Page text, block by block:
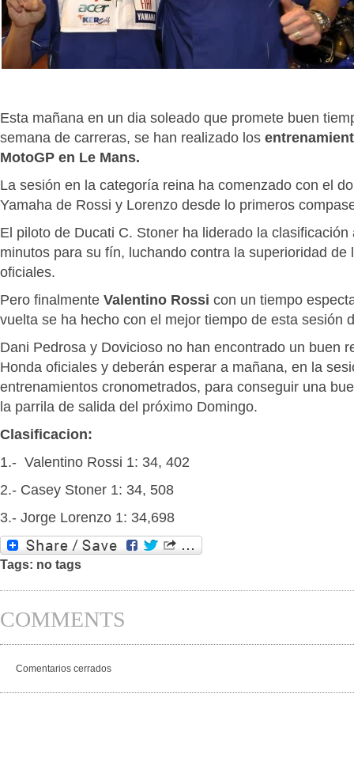
Esta mañana en un dia soleado que promete buen
semana de carreras, se han realizado los
MotoGP en Le Mans.
La sesión en la categoría reina ha comenzado con el
Yamaha de Rossi y Lorenzo desde lo primeros
El piloto de Ducati C. Stoner ha liderado la clasificación
minutos para su fín, luchando contra la superioridad de
oficiales.
Pero finalmente Valentino Rossi con un tiempo
vuelta se ha hecho con el mejor tiempo de esta sesión
Dani Pedrosa y Dovicioso no han encontrado un buen
Honda oficiales y deberán esperar a mañana, en la
entrenamientos cronometrados, para conseguir una
la parrila de salida del próximo Domingo.
Clasificacion:
1.- Valentino Rossi 1: 34, 402
2.- Casey Stoner 1: 34, 508
3.- Jorge Lorenzo 1: 34,698
Tags: no tags
COMMENTS
Comentarios cerrados